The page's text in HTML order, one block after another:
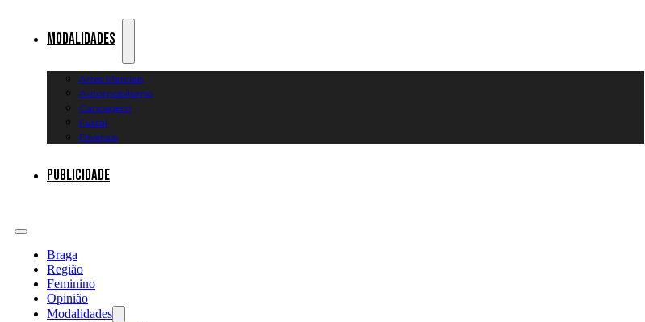
Modalidades
Artes Marciais
Automobilismo
Canoagem
Futsal
Diversos
Publicidade
Braga
Região
Feminino
Opinião
Modalidades